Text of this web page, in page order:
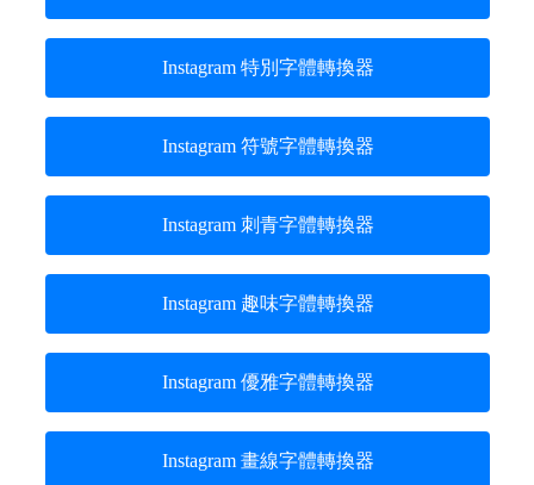
Instagram 特別字體轉換器
Instagram 符號字體轉換器
Instagram 刺青字體轉換器
Instagram 趣味字體轉換器
Instagram 優雅字體轉換器
Instagram 畫線字體轉換器